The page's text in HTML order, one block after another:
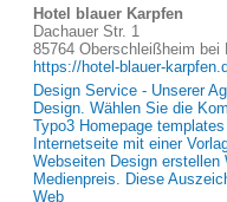
Hotel blauer Karpfen
Dachauer Str. 1
85764 Oberschleißheim bei
https://hotel-blauer-
Design Service - Unserer
Design. Wählen Sie die
Typo3 Homepage
Internetseite mit einer
Webseiten Design
Medienpreis. Diese
Web